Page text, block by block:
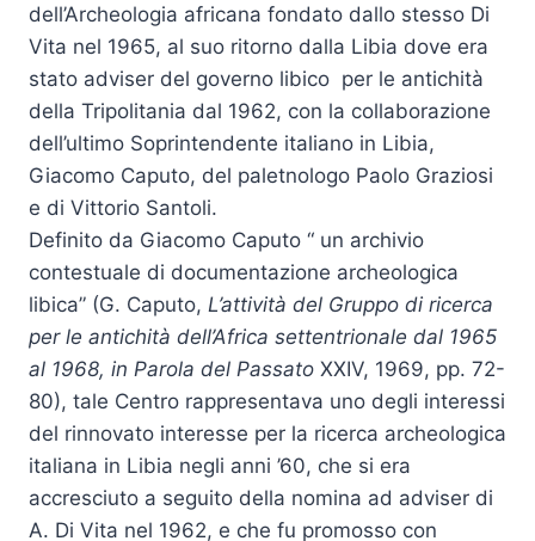
dell’Archeologia africana fondato dallo stesso Di
Vita nel 1965, al suo ritorno dalla Libia dove era
stato adviser del governo libico per le antichità
della Tripolitania dal 1962, con la collaborazione
dell’ultimo Soprintendente italiano in Libia,
Giacomo Caputo, del paletnologo Paolo Graziosi
e di Vittorio Santoli.
Definito da Giacomo Caputo “ un archivio
contestuale di documentazione archeologica
libica” (G. Caputo, L’attività del Gruppo di ricerca
per le antichità dell’Africa settentrionale dal 1965
al 1968, in Parola del Passato XXIV, 1969, pp. 72-
80), tale Centro rappresentava uno degli interessi
del rinnovato interesse per la ricerca archeologica
italiana in Libia negli anni ’60, che si era
accresciuto a seguito della nomina ad adviser di
A. Di Vita nel 1962, e che fu promosso con